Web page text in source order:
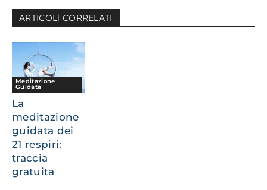
ARTICOLl CORRELATI
Meditazione
Guidata
La
meditazione
guidata dei
21 respiri:
traccia
gratuita